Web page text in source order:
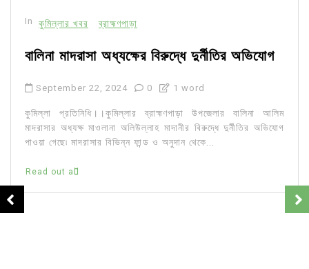
In কুমিল্লার খবর ব্রাহ্মণপাড়া
বালিনা মাদরাসা অধ্যক্ষের বিরুদ্ধে দুর্নীতির অভিযোগ
September 22, 2024 0 1 word
কুমিল্লা প্রতিনিধি।।কুমিল্লার ব্রাহ্মণপাড়া উপজেলার বালিনা আলিম
মাদরাসার অধ্যক্ষ মাওলানা অলিউল্লাহ মাদানীর বিরুদ্ধে দুর্নীতির অভিযোগ
পাওয়া গেছে৷ মাদরাসার বিভিন্ন ফান্ড ও অনুদান থেকে...
Read out all